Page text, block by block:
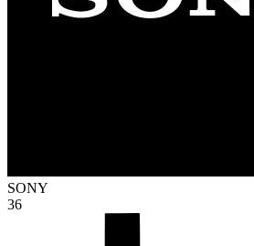
SONY
36